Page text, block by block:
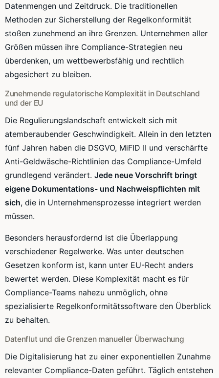
Datenmengen und Zeitdruck. Die traditionellen
Methoden zur Sicherstellung der Regelkonformität
stoßen zunehmend an ihre Grenzen. Unternehmen aller
Größen müssen ihre Compliance-Strategien neu
überdenken, um wettbewerbsfähig und rechtlich
abgesichert zu bleiben.
Zunehmende regulatorische Komplexität in Deutschland
und der EU
Die Regulierungslandschaft entwickelt sich mit
atemberaubender Geschwindigkeit. Allein in den letzten
fünf Jahren haben die DSGVO, MiFID II und verschärfte
Anti-Geldwäsche-Richtlinien das Compliance-Umfeld
grundlegend verändert. Jede neue Vorschrift bringt
eigene Dokumentations- und Nachweispflichten mit
sich, die in Unternehmensprozesse integriert werden
müssen.
Besonders herausfordernd ist die Überlappung
verschiedener Regelwerke. Was unter deutschen
Gesetzen konform ist, kann unter EU-Recht anders
bewertet werden. Diese Komplexität macht es für
Compliance-Teams nahezu unmöglich, ohne
spezialisierte Regelkonformitätssoftware den Überblick
zu behalten.
Datenflut und die Grenzen manueller Überwachung
Die Digitalisierung hat zu einer exponentiellen Zunahme
relevanter Compliance-Daten geführt. Täglich entstehen